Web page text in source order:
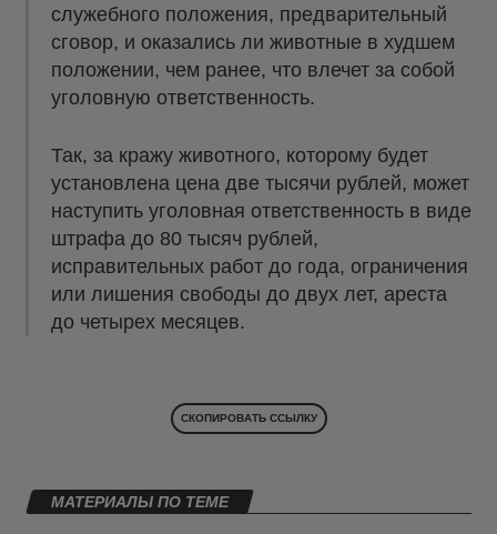
служебного положения, предварительный
сговор, и оказались ли животные в худшем
положении, чем ранее, что влечет за собой
уголовную ответственность.
Так, за кражу животного, которому будет
установлена цена две тысячи рублей, может
наступить уголовная ответственность в виде
штрафа до 80 тысяч рублей,
исправительных работ до года, ограничения
или лишения свободы до двух лет, ареста
до четырех месяцев.
СКОПИРОВАТЬ ССЫЛКУ
МАТЕРИАЛЫ ПО ТЕМЕ